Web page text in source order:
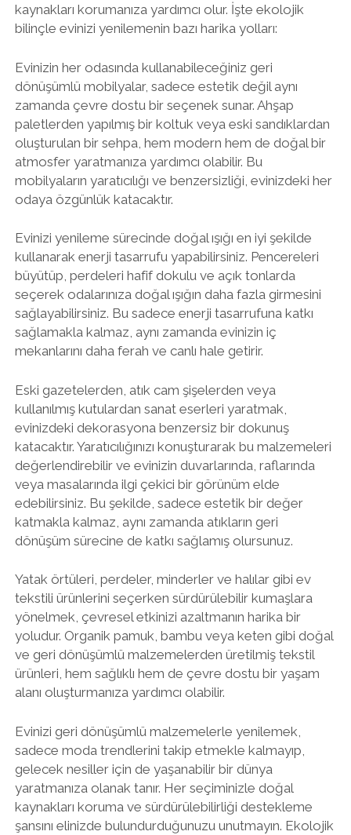
kaynakları korumanıza yardımcı olur. İşte ekolojik
bilinçle evinizi yenilemenin bazı harika yolları:
Evinizin her odasında kullanabileceğiniz geri
dönüşümlü mobilyalar, sadece estetik değil aynı
zamanda çevre dostu bir seçenek sunar. Ahşap
paletlerden yapılmış bir koltuk veya eski sandıklardan
oluşturulan bir sehpa, hem modern hem de doğal bir
atmosfer yaratmanıza yardımcı olabilir. Bu
mobilyaların yaratıcılığı ve benzersizliği, evinizdeki her
odaya özgünlük katacaktır.
Evinizi yenileme sürecinde doğal ışığı en iyi şekilde
kullanarak enerji tasarrufu yapabilirsiniz. Pencereleri
büyütüp, perdeleri hafif dokulu ve açık tonlarda
seçerek odalarınıza doğal ışığın daha fazla girmesini
sağlayabilirsiniz. Bu sadece enerji tasarrufuna katkı
sağlamakla kalmaz, aynı zamanda evinizin iç
mekanlarını daha ferah ve canlı hale getirir.
Eski gazetelerden, atık cam şişelerden veya
kullanılmış kutulardan sanat eserleri yaratmak,
evinizdeki dekorasyona benzersiz bir dokunuş
katacaktır. Yaratıcılığınızı konuşturarak bu malzemeleri
değerlendirebilir ve evinizin duvarlarında, raflarında
veya masalarında ilgi çekici bir görünüm elde
edebilirsiniz. Bu şekilde, sadece estetik bir değer
katmakla kalmaz, aynı zamanda atıkların geri
dönüşüm sürecine de katkı sağlamış olursunuz.
Yatak örtüleri, perdeler, minderler ve halılar gibi ev
tekstili ürünlerini seçerken sürdürülebilir kumaşlara
yönelmek, çevresel etkinizi azaltmanın harika bir
yoludur. Organik pamuk, bambu veya keten gibi doğal
ve geri dönüşümlü malzemelerden üretilmiş tekstil
ürünleri, hem sağlıklı hem de çevre dostu bir yaşam
alanı oluşturmanıza yardımcı olabilir.
Evinizi geri dönüşümlü malzemelerle yenilemek,
sadece moda trendlerini takip etmekle kalmayıp,
gelecek nesiller için de yaşanabilir bir dünya
yaratmanıza olanak tanır. Her seçiminizle doğal
kaynakları koruma ve sürdürülebilirliği destekleme
şansını elinizde bulundurduğunuzu unutmayın. Ekolojik